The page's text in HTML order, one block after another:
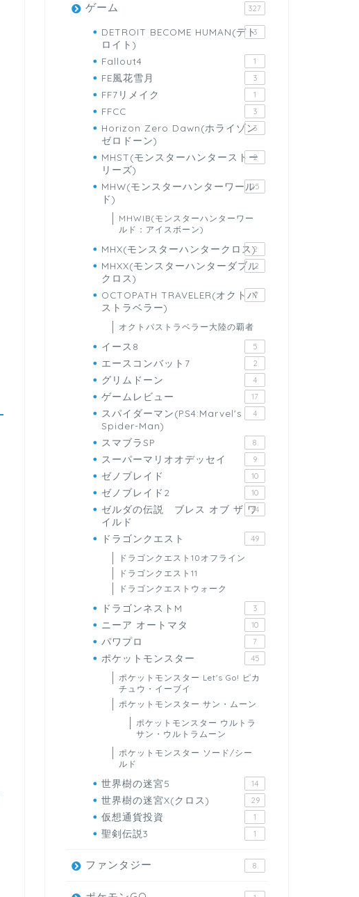
ゲーム 327
DETROIT BECOME HUMAN(デト
ロイト)
3
Fallout4 1
FE風花雪月 3
FF7リメイク 1
FFCC 3
Horizon Zero Dawn(ホライゾン
ゼロドーン)
3
MHST(モンスターハンターストー
リーズ)
2
MHW(モンスターハンターワール
ド)
25
MHWIB(モンスターハンターワー
ルド：アイスボーン)
MHX(モンスターハンタークロス)2
MHXX(モンスターハンターダブル
クロス)
12
OCTOPATH TRAVELER(オクトパ
ストラベラー)
17
オクトパストラベラー大陸の覇者
イース8 5
エースコンバット7 2
グリムドーン 4
ゲームレビュー 17
スパイダーマン(PS4:Marvel's
Spider-Man)
4
スマブラSP 8
スーパーマリオオデッセイ 9
ゼノブレイド 10
ゼノブレイド2 10
ゼルダの伝説 ブレス オブ ザ ワ
イルド
34
ドラゴンクエスト 49
ドラゴンクエスト10オフライン
ドラゴンクエスト11
ドラゴンクエストウォーク
ドラゴンネストM 3
ニーア オートマタ 10
パワプロ 7
ポケットモンスター 45
ポケットモンスター Let's Go! ピカ
チュウ・イーブイ
ポケットモンスター サン・ムーン
ポケットモンスター ウルトラ
サン・ウルトラムーン
ポケットモンスター ソード/シー
ルド
世界樹の迷宮5 14
世界樹の迷宮X(クロス) 29
仮想通貨投資 1
聖剣伝説3 1
ファンタジー 8